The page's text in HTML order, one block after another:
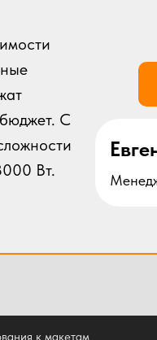
100
120
140
С
Вт.
к макетам